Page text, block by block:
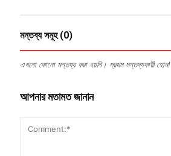
মন্তব্য সমূহ (0)
এখনো কোনো মন্তব্য করা হয়নি। প্রথম মন্তব্যকারী হোন!
আপনার মতামত জানান